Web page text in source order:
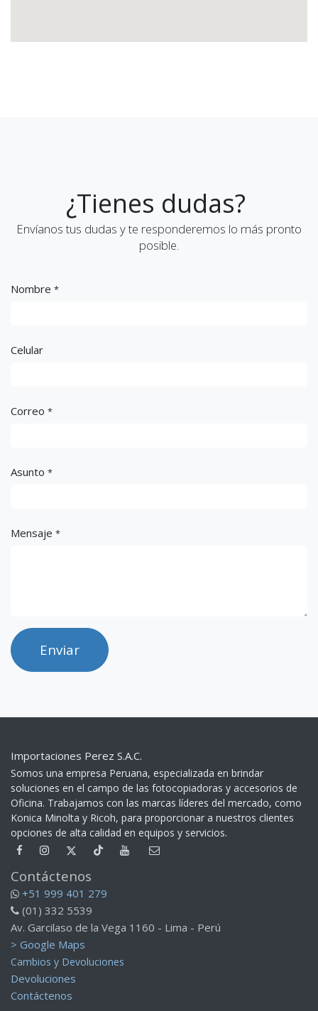
¿Tienes dudas?
Envíanos tus dudas y te responderemos lo más pronto
posible.
Nombre *
Celular
Correo *
Asunto *
Mensaje *
Enviar
Importaciones Perez S.A.C.
Somos una empresa Peruana, especializada en brindar
soluciones en el campo de las fotocopiadoras y accesorios de
Oficina. Trabajamos con las marcas líderes del mercado, como
Konica Minolta y Ricoh, para proporcionar a nuestros clientes
opciones de alta calidad en equipos y servicios.​
Contáctenos
+51 999 401 279
(01) 332 5539
Av. Garcilaso de la Vega 1160 - Lima - Perú
> Google Maps
Cambios y Devoluciones
Devoluciones
Contáctenos